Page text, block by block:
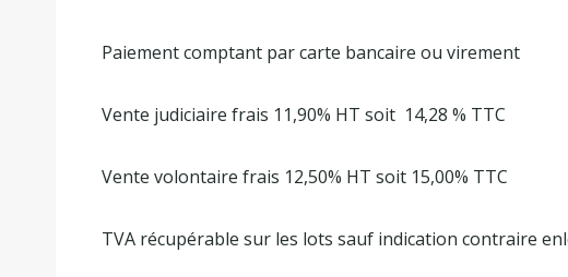
Paiement comptant par carte bancaire ou virement
Vente judiciaire frais 11,90% HT soit 14,28 % TTC
Vente volontaire frais 12,50% HT soit 15,00% TTC
TVA récupérable sur les lots sauf indication contraire